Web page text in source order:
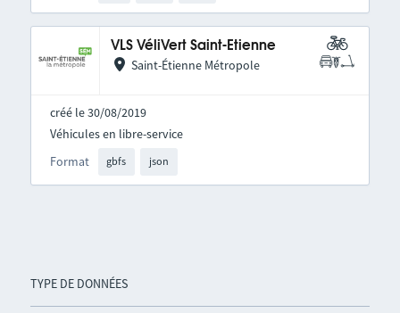
TYPE DE DONNÉES
VLS VéliVert Saint-Etienne
Saint-Étienne Métropole
créé le 30/08/2019
Format gbfs json
Véhicules en libre-service